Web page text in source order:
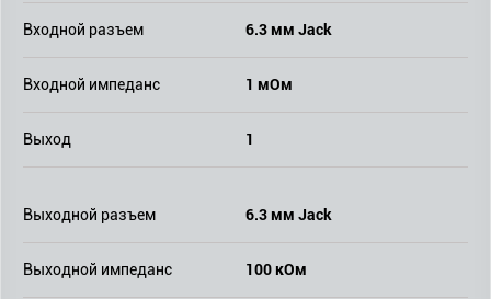
Входной разъем 6.3 мм Jack
Входной импеданс 1 мОм
Выход 1
Выходной разъем 6.3 мм Jack
Выходной импеданс 100 кОм